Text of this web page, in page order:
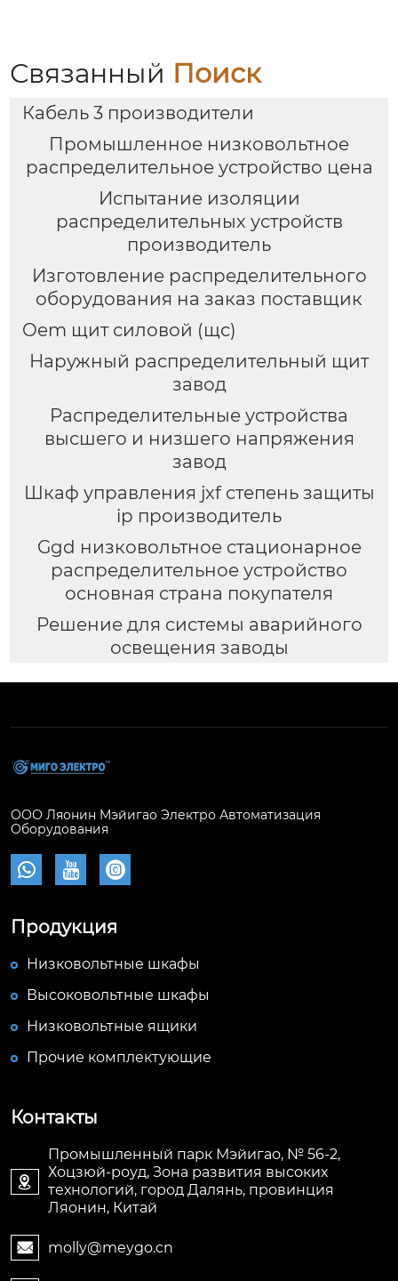
Связанный Поиск
Кабель 3 производители
Промышленное низковольтное
распределительное устройство цена
Испытание изоляции
распределительных устройств
производитель
Изготовление распределительного
оборудования на заказ поставщик
Oem щит силовой (щс)
Наружный распределительный щит
завод
Распределительные устройства
высшего и низшего напряжения
завод
Шкаф управления jxf степень защиты
ip производитель
Ggd низковольтное стационарное
распределительное устройство
основная страна покупателя
Решение для системы аварийного
освещения заводы
ООО Ляонин Мэйигао Электро Автоматизация
Оборудования
  
Продукция
Низковольтные шкафы
Высоковольтные шкафы
Низковольтные ящики
Прочие комплектующие
Контакты

Промышленный парк Мэйигао, № 56-2,
Хоцзюй-роуд, Зона развития высоких
технологий, город Далянь, провинция
Ляонин, Китай
 molly@meygo.cn